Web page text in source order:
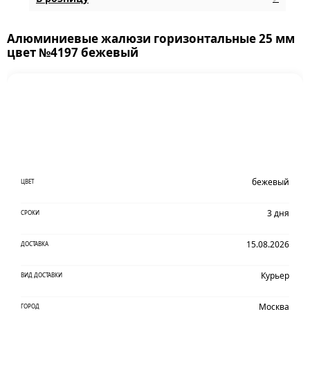
Алюминиевые жалюзи горизонтальные 25 мм
цвет №4197 бежевый
ЦВЕТ бежевый
СРОКИ 3 дня
ДОСТАВКА 15.08.2026
ВИД ДОСТАВКИ Курьер
ГОРОД Москва